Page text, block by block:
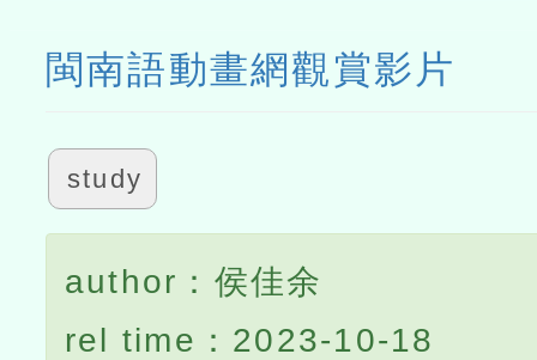
閩南語動畫網觀賞影片
study
author：侯佳余
rel time：2023-10-18